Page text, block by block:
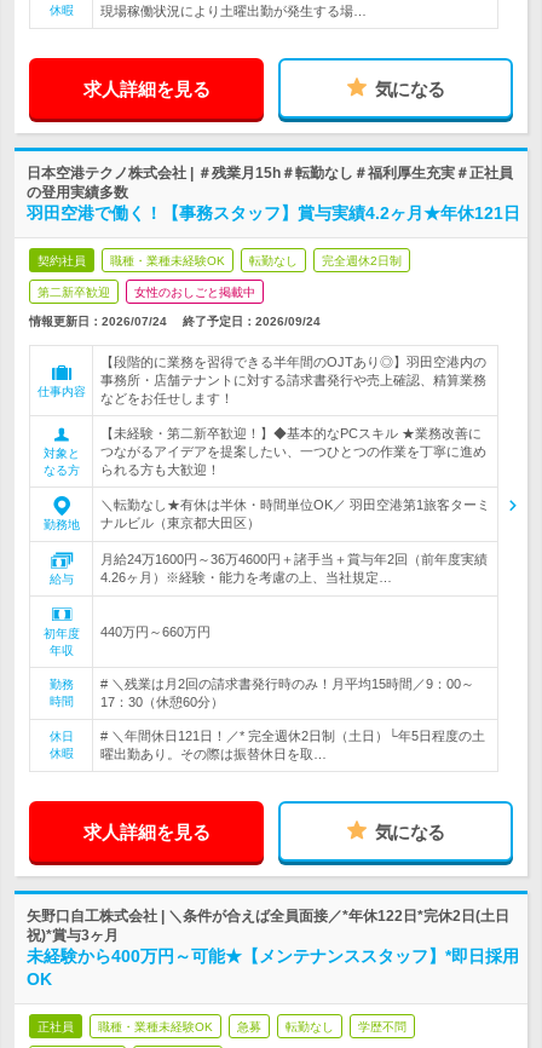
休暇 現場稼働状況により土曜出勤が発生する場…
求人詳細を見る 気になる
日本空港テクノ株式会社 | ＃残業月15h＃転勤なし＃福利厚生充実＃正社員
の登用実績多数
羽田空港で働く！【事務スタッフ】賞与実績4.2ヶ月★年休121日
契約社員 職種・業種未経験OK 転勤なし 完全週休2日制
第二新卒歓迎 女性のおしごと掲載中
情報更新日：2026/07/24 終了予定日： 2026/09/24
仕事内容
【段階的に業務を習得できる半年間のOJTあり◎】羽田空港内の
事務所・店舗テナントに対する請求書発行や売上確認、精算業務
などをお任せします！
対象と
なる方
【未経験・第二新卒歓迎！】◆基本的なPCスキル ★業務改善に
つながるアイデアを提案したい、一つひとつの作業を丁寧に進め
られる方も大歓迎！
勤務地
＼転勤なし★有休は半休・時間単位OK／ 羽田空港第1旅客ターミ
ナルビル（東京都大田区）
給与
月給24万1600円～36万4600円＋諸手当＋賞与年2回（前年度実績
4.26ヶ月）※経験・能力を考慮の上、当社規定…
初年度
年収
440万円～660万円
勤務
時間
# ＼残業は月2回の請求書発行時のみ！月平均15時間／9：00～
17：30（休憩60分）
休日
休暇
# ＼年間休日121日！／* 完全週休2日制（土日）└年5日程度の土
曜出勤あり。その際は振替休日を取…
求人詳細を見る 気になる
矢野口自工株式会社 | ＼条件が合えば全員面接／*年休122日*完休2日(土日
祝)*賞与3ヶ月
未経験から400万円～可能★【メンテナンススタッフ】*即日採用
OK
正社員 職種・業種未経験OK 急募 転勤なし 学歴不問